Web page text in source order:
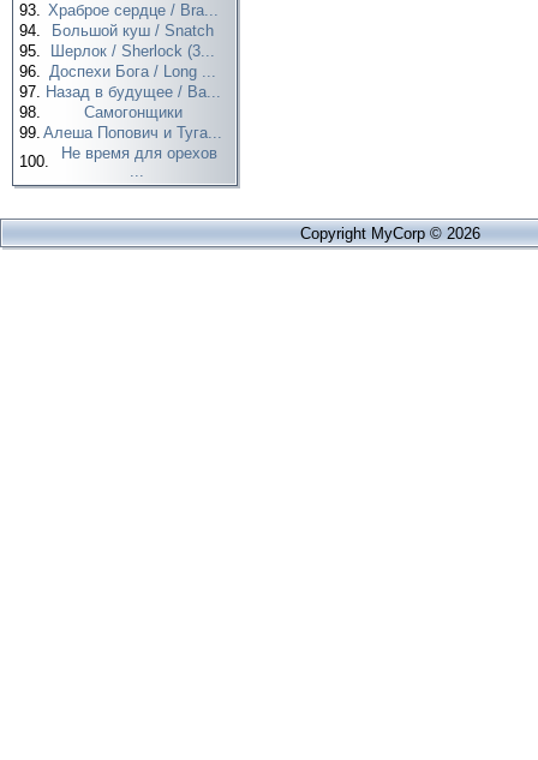
93. Храброе сердце / Bra...
94.
Большой куш / Snatch
95.
Шерлок / Sherlock (3...
96. Доспехи Бога / Long ...
97. Назад в будущее / Ba...
98.
Самогонщики
99. Алеша Попович и Туга...
100.
Не время для орехов
...
Copyright MyCorp © 2026